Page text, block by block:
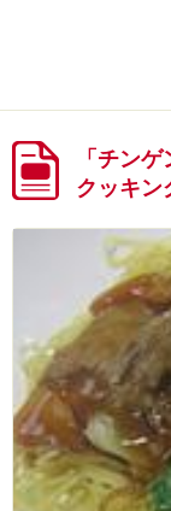
「チン
クッキン